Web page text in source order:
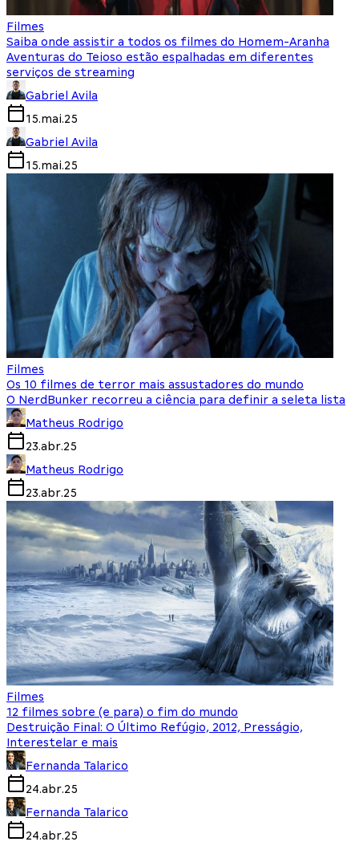
Filmes
Saiba onde assistir a todos os filmes do Homem-Aranha
Aventuras do Teioso estão espalhadas em diferentes
serviços de streaming
Gabriel Avila
15.mai.25
Gabriel Avila
15.mai.25
Filmes
Os 10 filmes de terror mais assustadores do mundo
O NerdBunker recorreu a ciência para definir a seleta lista
Matheus Rodrigo
23.abr.25
Matheus Rodrigo
23.abr.25
Filmes
12 filmes sobre (e para) o fim do mundo
Destruição Final: O Último Refúgio, 2012, Presságio,
Interestelar e mais
Fernanda Talarico
24.abr.25
Fernanda Talarico
24.abr.25